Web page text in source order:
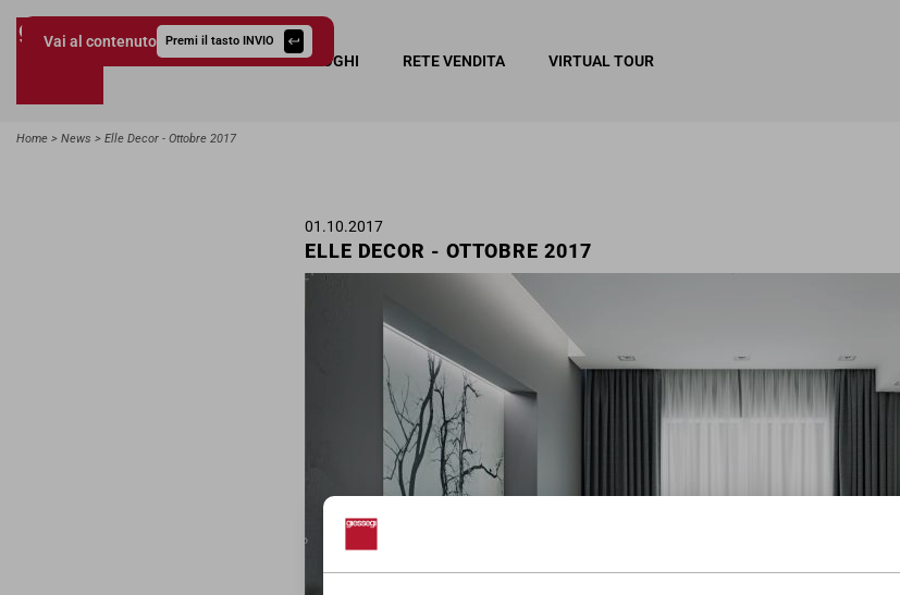
Vai al contenuto Premi il tasto INVIO
COLLEZIONI CATALOGHI RETE VENDITA VIRTUAL TOUR
Home News Elle Decor - Ottobre 2017
01.10.2017
ELLE DECOR - OTTOBRE 2017